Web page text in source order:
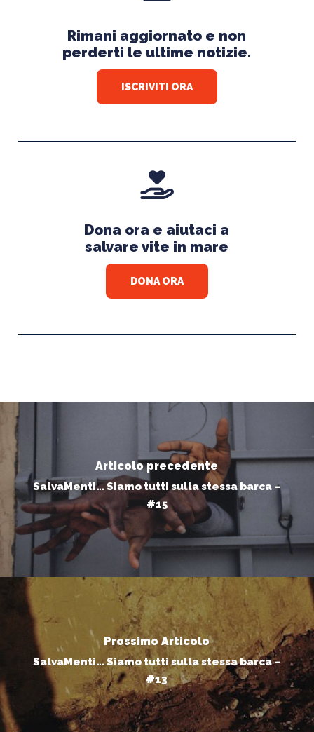
Rimani aggiornato e non
perderti le ultime notizie.
ISCRIVITI ORA
Dona ora e aiutaci a
salvare vite in mare
DONA ORA
Articolo precedente
SalvaMenti… Siamo tutti sulla stessa barca –
#15
Prossimo Articolo
SalvaMenti… Siamo tutti sulla stessa barca –
#13